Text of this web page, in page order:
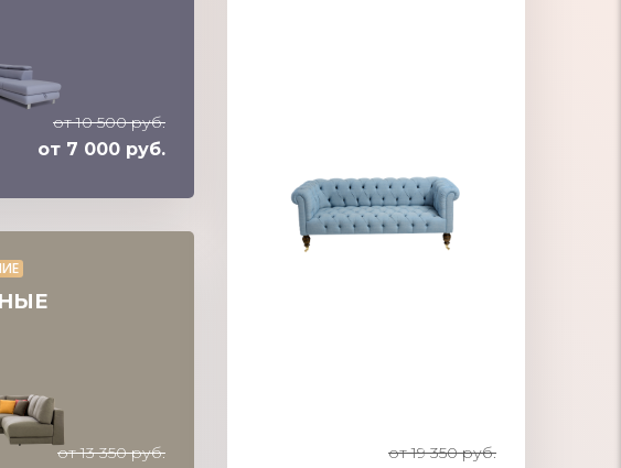
от 10 500 руб.
от 7 000 руб.
от 13 350 руб. от 19 350 руб.